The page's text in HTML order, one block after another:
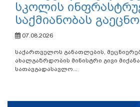
სკოლის
საქმიანობას გაეცნო
07.08.2026
საქართველოს განათლების,
ახალგაზრდობის მინისტრი გივი
სათავგადასავლო...